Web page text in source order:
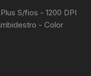
S/fios - 1200 DPI
- Color